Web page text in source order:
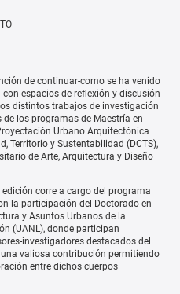
de continuar-como se ha venido
espacios de reflexión y discusión
distintos trabajos de investigación
los programas de Maestría en
Urbano Arquitectónica
Territorio y Sustentabilidad (DCTS),
de Arte, Arquitectura y Diseño
corre a cargo del programa
la participación del Doctorado en
y Asuntos Urbanos de la
(UANL), donde participan
investigadores destacados del
valiosa contribución permitiendo
entre dichos cuerpos